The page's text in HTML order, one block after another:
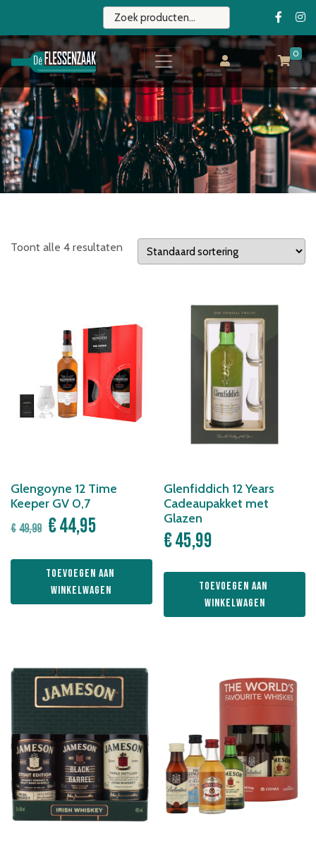
0
Toont alle 4 resultaten
Glengoyne 12 Time
Keeper GV 0,7
€49,99 Oorspronkelijke
was:
€49,99.
€44,95
is:
€44,95.
Toevoegen aan
winkelwagen
Glenfiddich 12 Years
Cadeaupakket met
Glazen
€45,99
Toevoegen aan
winkelwagen